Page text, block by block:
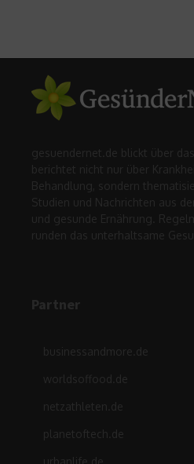
gesuendernet.de blickt über
berichtet nicht nur über
Behandlung, sondern
Studien und Nachrichten aus
und gesunde Ernährung.
runden das unterhaltsame
Partner
businessandmore.de
worldsoffood.de
netzathleten.de
planetoftech.de